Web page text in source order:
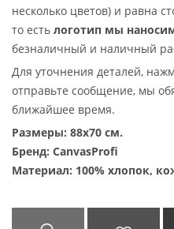
несколько цветов) и равна
то есть логотип мы
безналичный и наличный
Для уточнения деталей,
отправьте сообщение, мы
ближайшее время.
Размеры: 88х70 см.
Бренд: CanvasProfi
Материал: 100% хлопок,